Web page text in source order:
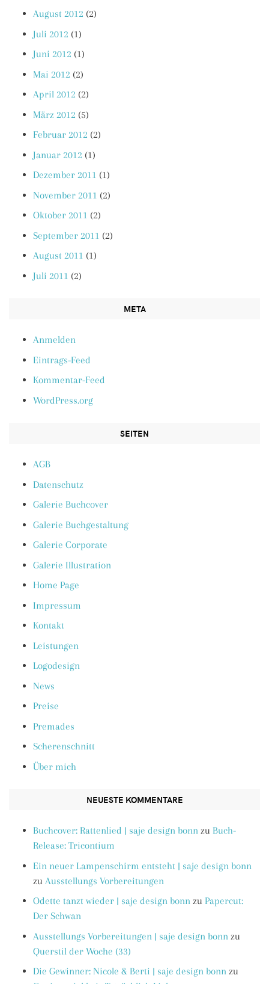
August 2012 (2)
Juli 2012 (1)
Juni 2012 (1)
Mai 2012 (2)
April 2012 (2)
März 2012 (5)
Februar 2012 (2)
Januar 2012 (1)
Dezember 2011 (1)
November 2011 (2)
Oktober 2011 (2)
September 2011 (2)
August 2011 (1)
Juli 2011 (2)
META
Anmelden
Eintrags-Feed
Kommentar-Feed
WordPress.org
SEITEN
AGB
Datenschutz
Galerie Buchcover
Galerie Buchgestaltung
Galerie Corporate
Galerie Illustration
Home Page
Impressum
Kontakt
Leistungen
Logodesign
News
Preise
Premades
Scherenschnitt
Über mich
NEUESTE KOMMENTARE
Buchcover: Rattenlied | saje design bonn zu Buch-
Release: Tricontium
Ein neuer Lampenschirm entsteht | saje design bonn
zu Ausstellungs Vorbereitungen
Odette tanzt wieder | saje design bonn zu Papercut:
Der Schwan
Ausstellungs Vorbereitungen | saje design bonn zu
Querstil der Woche (33)
Die Gewinner: Nicole & Berti | saje design bonn zu